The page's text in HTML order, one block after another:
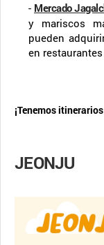
- Mercado
y mariscos
pueden
en
¡Tenemos
JEONJU